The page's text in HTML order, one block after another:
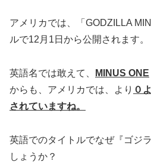
アメリカでは、「GODZILLA
ルで12月1日から公開されます。
英語名では敢えて、 MINUS ONE
からも、アメリカでは、より ０
されていますね。
英語でのタイトルでなぜ『ゴジ
しょうか？